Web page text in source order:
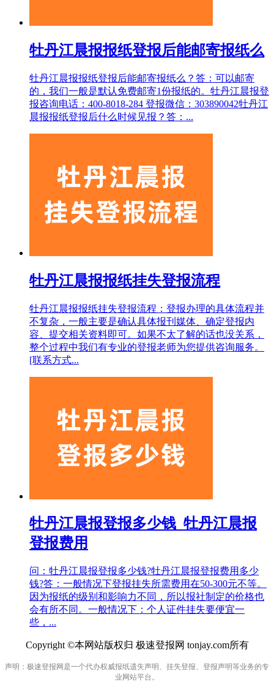
牡丹江晨报报纸登报后能邮寄报纸么
牡丹江晨报报纸登报后能邮寄报纸么？答：可以邮寄
的，我们一般是默认免费邮寄1份报纸的。牡丹江晨报登
报咨询电话：400-8018-284 登报微信：303890042牡丹江
晨报报纸登报后什么时候见报？答：...
牡丹江晨报报纸挂失登报流程
牡丹江晨报报纸挂失登报流程：登报办理的具体流程并
不复杂，一般主要是确认具体报刊媒体、确定登报内
容、提交相关资料即可。如果不太了解的话也没关系，
整个过程中我们有专业的登报老师为您提供咨询服务。
[联系方式...
牡丹江晨报登报多少钱_牡丹江晨报
登报费用
问：牡丹江晨报登报多少钱?牡丹江晨报登报费用多少
钱?答：一般情况下登报挂失所需费用在50-300元不等。
因为报纸的级别和影响力不同，所以报社制定的价格也
会有所不同。一般情况下：个人证件挂失要便宜一
些，...
Copyright ©本网站版权归 极速登报网 tonjay.com所有
声明：极速登报网是一个代办权威报纸遗失声明、挂失登报、登报声明等业务的专
业网站平台。